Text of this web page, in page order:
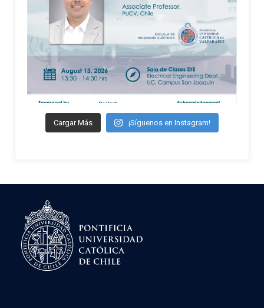
Cargar Más ¡Síguenos en Instagram!